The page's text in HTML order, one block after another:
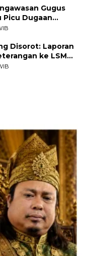
Gugus
Picu Dugaan
Bale-Bale di
Disorot: Laporan
ke LSM